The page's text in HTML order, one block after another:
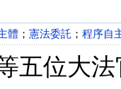
體 ； 憲法委託 ； 程序自
五位大法